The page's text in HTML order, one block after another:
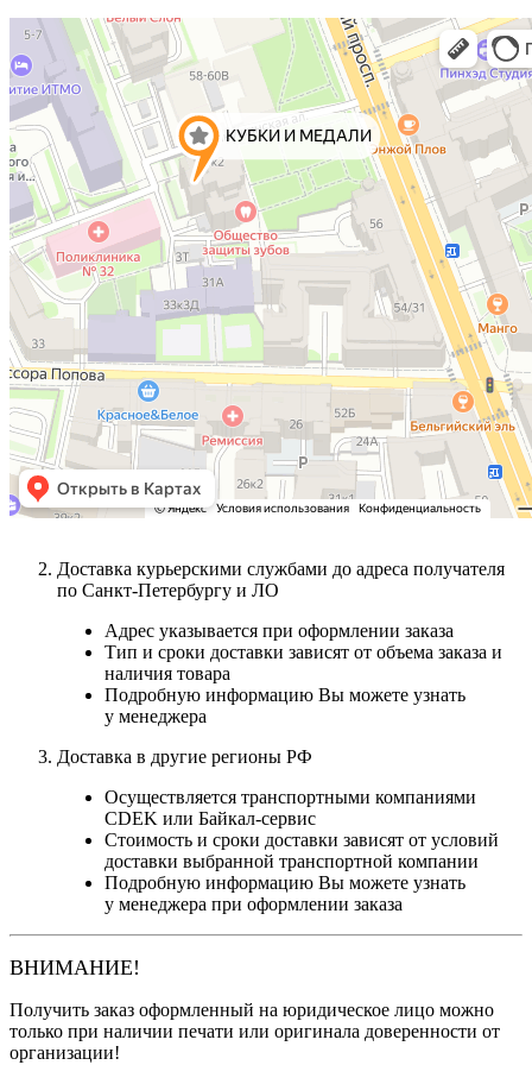
Доставка курьерскими службами до адреса получателя
по Санкт-Петербургу и ЛО
Адрес указывается при оформлении заказа
Тип и сроки доставки зависят от объема заказа и
наличия товара
Подробную информацию Вы можете узнать
у менеджера
Доставка в другие регионы РФ
Осуществляется транспортными компаниями
CDEK или Байкал-сервис
Стоимость и сроки доставки зависят от условий
доставки выбранной транспортной компании
Подробную информацию Вы можете узнать
у менеджера при оформлении заказа
ВНИМАНИЕ!
Получить заказ оформленный на юридическое лицо можно
только при наличии печати или оригинала доверенности от
организации!